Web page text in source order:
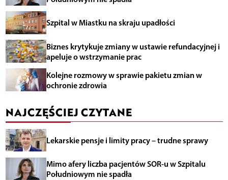
Szpital w Miastku na skraju upadłości
Biznes krytykuje zmiany w ustawie refundacyjnej i
apeluje o wstrzymanie prac
Kolejne rozmowy w sprawie pakietu zmian w
ochronie zdrowia
NAJCZĘŚCIEJ CZYTANE
Lekarskie pensje i limity pracy – trudne sprawy
Mimo afery liczba pacjentów SOR-u w Szpitalu
Południowym nie spadła